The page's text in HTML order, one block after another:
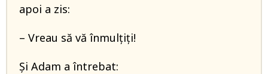
apoi a zis:
– Vreau să vă înmulțiți!
Și Adam a întrebat: